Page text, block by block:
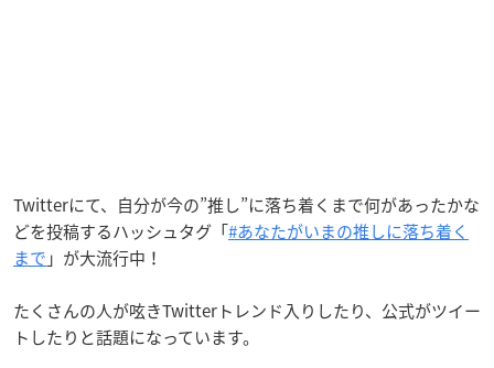
Twitterにて、自分が今の”推し”に落ち着くまで何があったかな
どを投稿するハッシュタグ「#あなたがいまの推しに落ち着く
まで 」が大流行中！
たくさんの人が呟きTwitterトレンド入りしたり、公式がツイー
トしたりと話題になっています。